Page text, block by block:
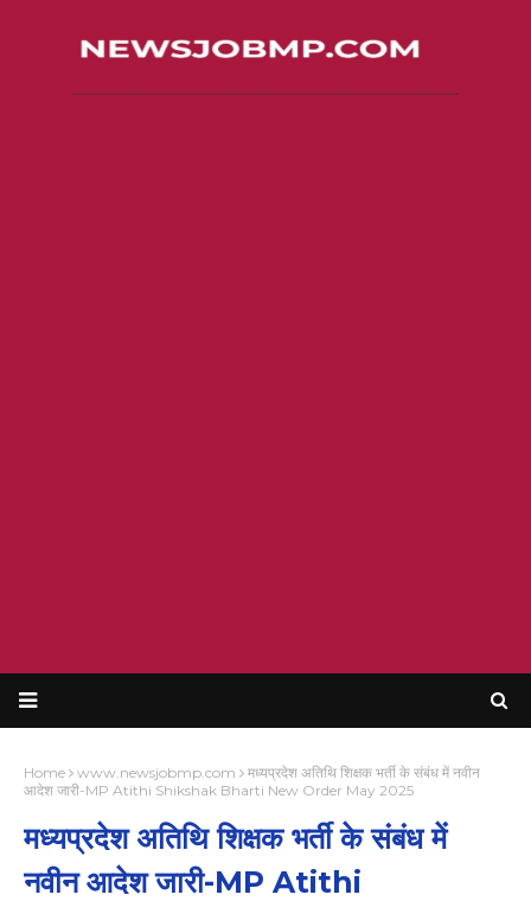
Home www.newsjobmp.com
मध्यप्रदेश अतिथि शिक्षक भर्ती के संबंध में नवीन
आदेश जारी-MP Atithi Shikshak Bharti New Order May 2025
मध्यप्रदेश अतिथि शिक्षक भर्ती के संबंध में
नवीन आदेश जारी-MP Atithi